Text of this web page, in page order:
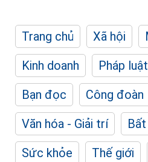
Trang chủ Xã hội
Kinh doanh
Pháp luật
Bạn đọc
Công đoàn
Văn hóa - Giải trí
Sức khỏe
Thế giới